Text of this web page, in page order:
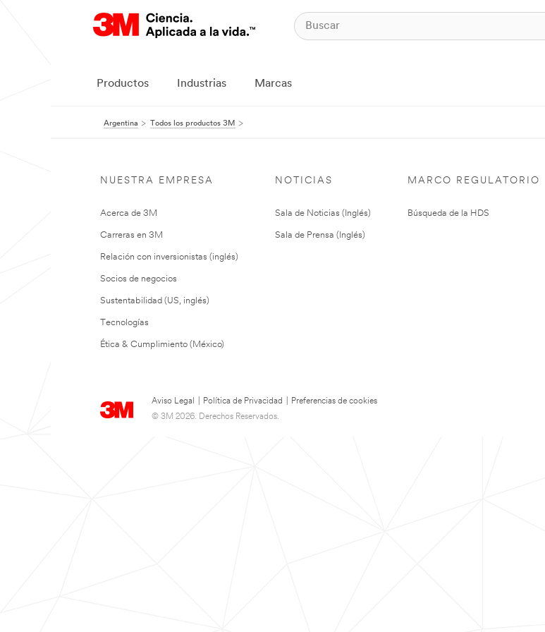
Productos Industrias Marcas
Argentina Todos los productos 3M
NUESTRA EMPRESA
Acerca de 3M
Carreras en 3M
Relación con inversionistas (inglés)
Socios de negocios
Sustentabilidad (US, inglés)
Tecnologías
Ética & Cumplimiento (México)
NOTICIAS
Sala de Noticias (Inglés)
Sala de Prensa (Inglés)
MARCO REGULATORIO
Búsqueda de la HDS
Aviso Legal Política de Privacidad
Preferencias de cookies
© 3M 2026. Derechos Reservados.